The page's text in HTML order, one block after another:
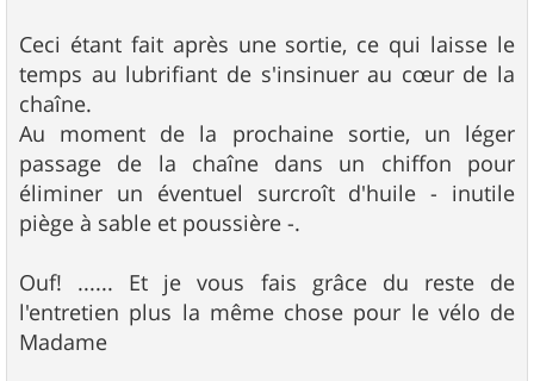
Ceci étant fait après une sortie, ce qui laisse le
temps au lubrifiant de s'insinuer au cœur de la
chaîne.
Au moment de la prochaine sortie, un léger
passage de la chaîne dans un chiffon pour
éliminer un éventuel surcroît d'huile - inutile
piège à sable et poussière -.
Ouf! ...... Et je vous fais grâce du reste de
l'entretien plus la même chose pour le vélo de
Madame